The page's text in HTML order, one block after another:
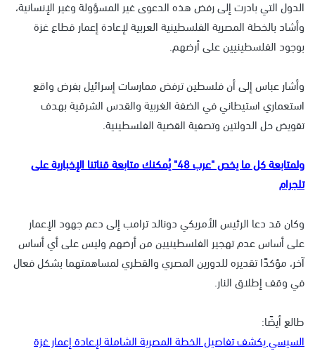
الدول التي بادرت إلى رفض هذه الدعوى غير المسؤولة وغير الإنسانية،
وأشاد بالخطة المصرية الفلسطينية العربية لإعادة إعمار قطاع غزة
بوجود الفلسطينيين على أرضهم.
وأشار عباس إلى أن فلسطين ترفض ممارسات إسرائيل بفرض واقع
استعماري استيطاني في الضفة الغربية والقدس الشرقية بهدف
تقويض حل الدولتين وتصفية القضية الفلسطينية.
ولمتابعة كل ما يخص "عرب 48" يُمكنك متابعة قناتنا الإخبارية على
تلجرام
وكان قد دعا الرئيس الأمريكي دونالد ترامب إلى دعم جهود الإعمار
على أساس عدم تهجير الفلسطينيين من أرضهم وليس على أي أساس
آخر، مؤكدًا تقديره للدورين المصري والقطري لمساهمتهما بشكل فعال
في وقف إطلاق النار.
طالع أيضًا:
السيسي يكشف تفاصيل الخطة المصرية الشاملة لإعادة إعمار غزة